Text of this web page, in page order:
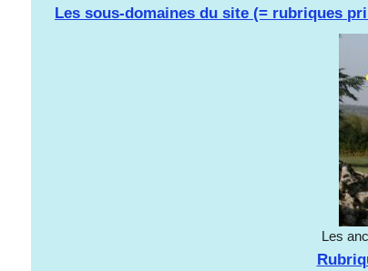
Les sous-domaines du site (= rubriques
Les